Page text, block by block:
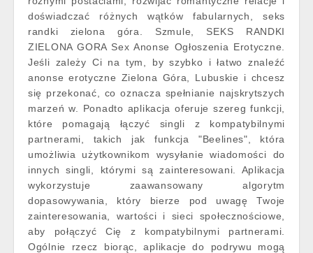
doświadczać różnych wątków fabularnych, seks
randki zielona góra. Szmule, SEKS RANDKI
ZIELONA GORA Sex Anonse Ogłoszenia Erotyczne.
Jeśli zależy Ci na tym, by szybko i łatwo znaleźć
anonse erotyczne Zielona Góra, Lubuskie i chcesz
się przekonać, co oznacza spełnianie najskrytszych
marzeń w. Ponadto aplikacja oferuje szereg funkcji,
które pomagają łączyć singli z kompatybilnymi
partnerami, takich jak funkcja "Beelines", która
umożliwia użytkownikom wysyłanie wiadomości do
innych singli, którymi są zainteresowani. Aplikacja
wykorzystuje zaawansowany algorytm
dopasowywania, który bierze pod uwagę Twoje
zainteresowania, wartości i sieci społecznościowe,
aby połączyć Cię z kompatybilnymi partnerami.
Ogólnie rzecz biorąc, aplikacje do podrywu mogą